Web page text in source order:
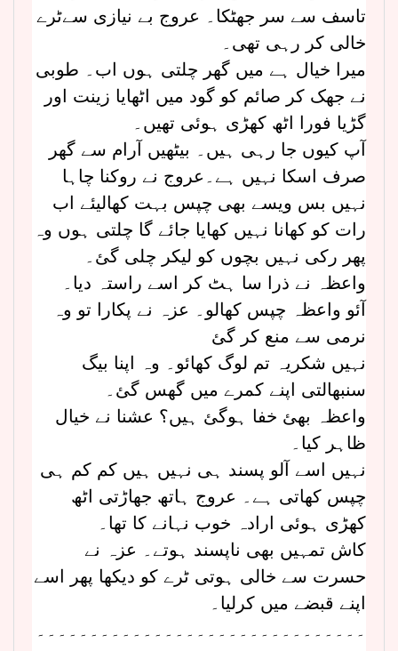
تاسف سے سر جھٹکا۔ عروج بے نیازی سےٹرے
خالی کر رہی تھی۔
میرا خیال ہے میں گھر چلتی ہوں اب۔ طوبی
نے جھک کر صائم کو گود میں اٹھایا زینت اور
گڑیا فورا اٹھ کھڑی ہوئی تھیں۔
آپ کیوں جا رہی ہیں۔ بیٹھیں آرام سے گھر
صرف اسکا نہیں ہے۔عروج نے روکنا چاہا
نہیں بس ویسے بھی چپس بہت کھالیئے اب
رات کو کھانا نہیں کھایا جائے گا چلتی ہوں وہ
پھر رکی نہیں بچوں کو لیکر چلی گئ۔
واعظہ نے ذرا سا ہٹ کر اسے راستہ دیا۔
آئو واعظہ چپس کھالو۔ عزہ نے پکارا تو وہ
نرمی سے منع کر گئ
نہیں شکریہ تم لوگ کھائو۔ وہ اپنا بیگ
سنبھالتی اپنے کمرے میں گھس گئ۔
واعظہ بھئ خفا ہوگئ ہیں؟ عشنا نے خیال
ظاہر کیا۔
نہیں اسے آلو پسند ہی نہیں ہیں کم کم ہی
چپس کھاتی ہے۔ عروج ہاتھ جھاڑتی اٹھ
کھڑی ہوئی ارادہ خوب نہانے کا تھا۔
کاش تمہیں بھی ناپسند ہوتے۔ عزہ نے
حسرت سے خالی ہوتی ٹرے کو دیکھا پھر اسے
اپنے قبضے میں کرلیا۔
۔۔۔۔۔۔۔۔۔۔۔۔۔۔۔۔۔۔۔۔۔۔۔۔۔۔۔۔۔۔۔